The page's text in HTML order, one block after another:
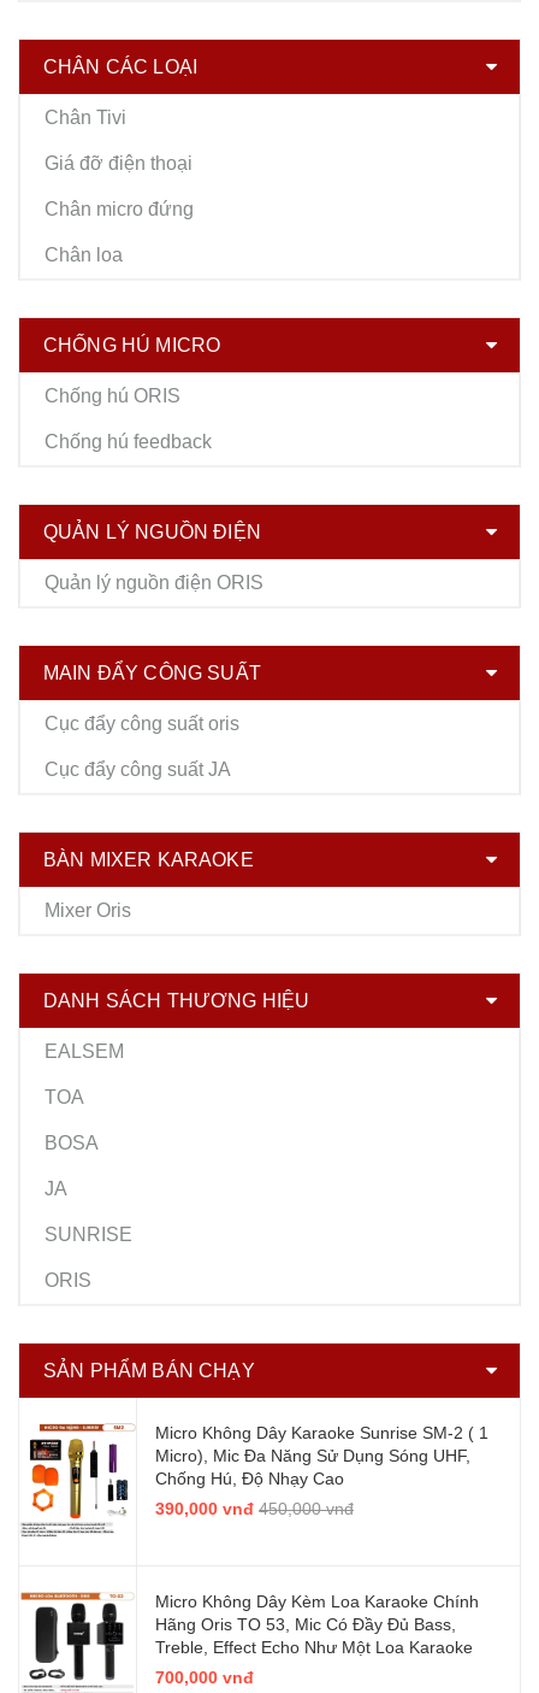
CHÂN CÁC LOẠI
Chân Tivi
Giá đỡ điện thoại
Chân micro đứng
Chân loa
CHỐNG HÚ MICRO
Chống hú ORIS
Chống hú feedback
QUẢN LÝ NGUỒN ĐIỆN
Quản lý nguồn điện ORIS
MAIN ĐẨY CÔNG SUẤT
Cục đẩy công suất oris
Cục đẩy công suất JA
BÀN MIXER KARAOKE
Mixer Oris
DANH SÁCH THƯƠNG HIỆU
EALSEM
TOA
BOSA
JA
SUNRISE
ORIS
SẢN PHẨM BÁN CHẠY
Micro Không Dây Karaoke Sunrise SM-2 ( 1
Micro), Mic Đa Năng Sử Dụng Sóng UHF,
Chống Hú, Độ Nhạy Cao
390,000 vnđ 450,000 vnđ
Micro Không Dây Kèm Loa Karaoke Chính
Hãng Oris TO 53, Mic Có Đầy Đủ Bass,
Treble, Effect Echo Như Một Loa Karaoke
700,000 vnđ